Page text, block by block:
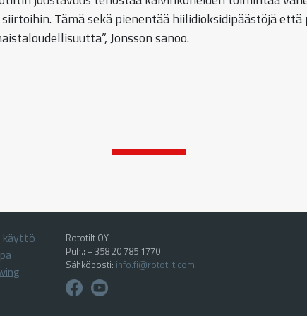
Tämä sekä pienentää hiilidioksidipäästöjä että
Jonsson sanoo.
käyttö
Rototilt OY
Puh.: + 358 20 785 1770
Sähköposti: info.fi@rototilt.com